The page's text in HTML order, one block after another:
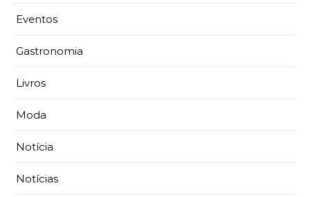
Eventos
Gastronomia
Livros
Moda
Notícia
Notícias